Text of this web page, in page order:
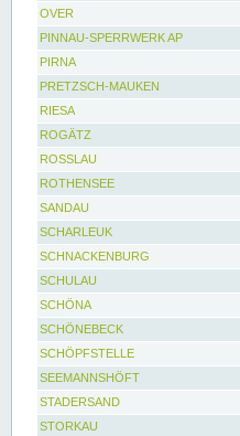
OVER
PINNAU-SPERRWERK AP
PIRNA
PRETZSCH-MAUKEN
RIESA
ROGÄTZ
ROSSLAU
ROTHENSEE
SANDAU
SCHARLEUK
SCHNACKENBURG
SCHULAU
SCHÖNA
SCHÖNEBECK
SCHÖPFSTELLE
SEEMANNSHÖFT
STADERSAND
STORKAU